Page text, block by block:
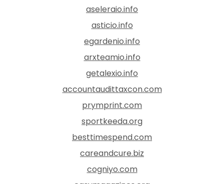
aseleraio.info
asticio.info
egardenio.info
arxteamio.info
getalexio.info
accountaudittaxcon.com
prymprint.com
sportkeeda.org
besttimespend.com
careandcure.biz
cogniyo.com